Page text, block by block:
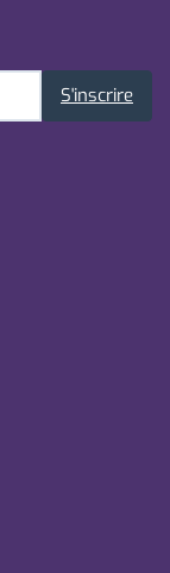
S'inscrire